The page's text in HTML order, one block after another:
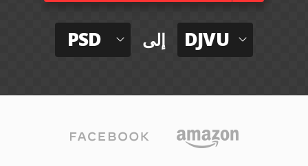
PSD إلى DJVU